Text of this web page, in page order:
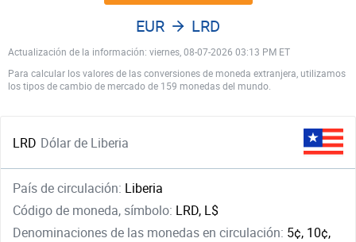
Actualización de la información: viernes, 08-07-2026 03:13 PM ET
EUR LRD
Para calcular los valores de las conversiones de moneda extranjera, utilizamos
los tipos de cambio de mercado de 159 monedas del mundo.
LRD Dólar de Liberia
País de circulación: Liberia
Código de moneda, símbolo: LRD, L$
Denominaciones de las monedas en circulación: 5¢, 10¢,